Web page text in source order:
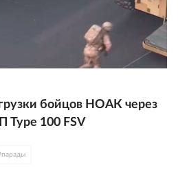
бойцов НОАК через
100 FSV
парады